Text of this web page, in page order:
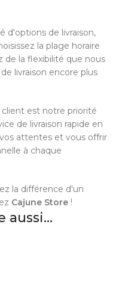
d'options de livraison,
la plage horaire
la flexibilité que nous
livraison encore plus
client est notre priorité
de livraison rapide en
attentes et vous offrir
à chaque
la différence d'un
Cajune Store !
aussi…